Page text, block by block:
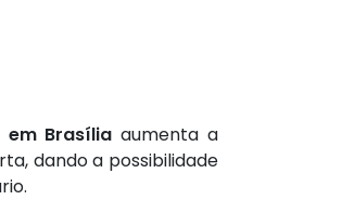
em Brasília aumenta a
dando a possibilidade